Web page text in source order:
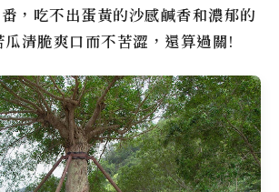
，吃不出蛋黃的沙感鹹香和濃郁的
清脆爽口而不苦澀，還算過關!